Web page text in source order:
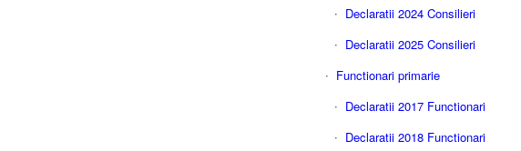
Declaratii 2024 Consilieri
Declaratii 2025 Consilieri
Functionari primarie
Declaratii 2017 Functionari
Declaratii 2018 Functionari